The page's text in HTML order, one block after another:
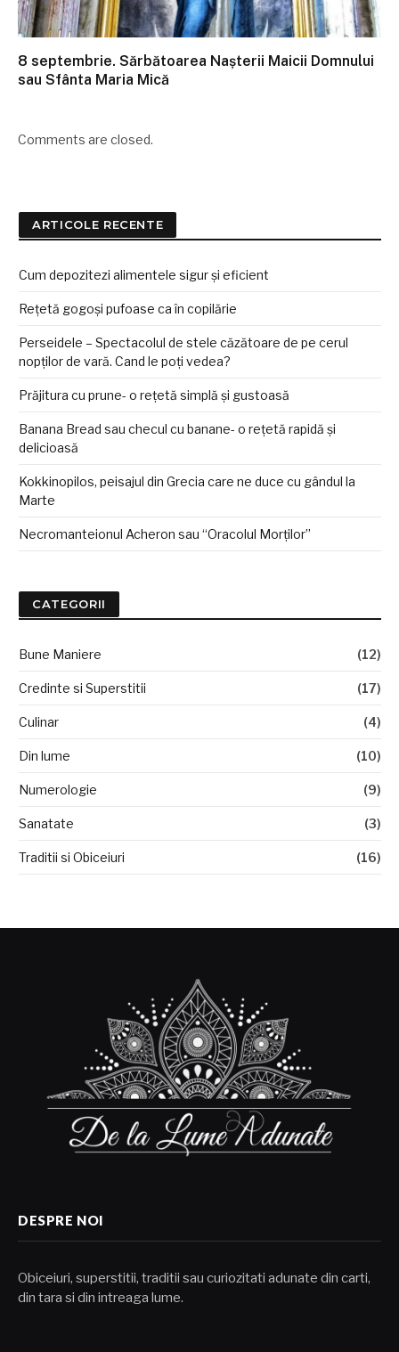
8 septembrie. Sărbătoarea Nașterii Maicii Domnului
sau Sfânta Maria Mică
Comments are closed.
ARTICOLE RECENTE
Cum depozitezi alimentele sigur și eficient
Rețetă gogoși pufoase ca în copilărie
Perseidele – Spectacolul de stele căzătoare de pe cerul
nopților de vară. Cand le poți vedea?
Prăjitura cu prune- o rețetă simplă și gustoasă
Banana Bread sau checul cu banane- o rețetă rapidă și
delicioasă
Kokkinopilos, peisajul din Grecia care ne duce cu gândul la
Marte
Necromanteionul Acheron sau “Oracolul Morților”
CATEGORII
Bune Maniere (12)
Credinte si Superstitii (17)
Culinar (4)
Din lume (10)
Numerologie (9)
Sanatate (3)
Traditii si Obiceiuri (16)
DESPRE NOI
Obiceiuri, superstitii, traditii sau curiozitati adunate din carti,
din tara si din intreaga lume.